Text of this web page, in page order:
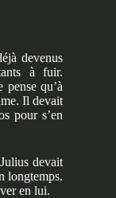
devenus
à fuir.
qu’à
Il devait
pour s’en
devait
longtemps.
en lui.